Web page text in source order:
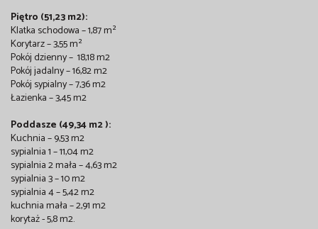
Piętro (51,23 m2):
Klatka schodowa – 1,87 m²
Korytarz – 3,55 m²
Pokój dzienny – 18,18 m2
Pokój jadalny – 16,82 m2
Pokój sypialny – 7,36 m2
Łazienka – 3,45 m2
Poddasze (49,34 m2 ):
Kuchnia – 9,53 m2
sypialnia 1 – 11,04 m2
sypialnia 2 mała – 4,63 m2
sypialnia 3 – 10 m2
sypialnia 4 – 5,42 m2
kuchnia mała – 2,91 m2
korytaż - 5,8 m2.